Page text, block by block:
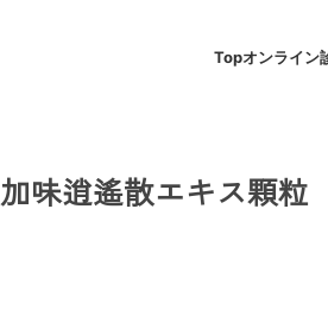
Topオンライン
加味逍遙散エキス顆粒